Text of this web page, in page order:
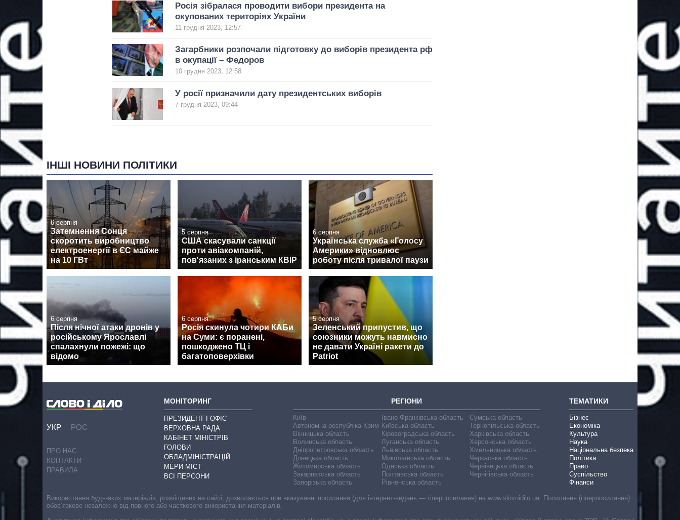
Росія зібралася проводити вибори президента на
окупованих територіях України
11 грудня 2023, 12:57
Загарбники розпочали підготовку до виборів президента рф
в окупації – Федоров
10 грудня 2023, 12:58
У росії призначили дату президентських виборів
7 грудня 2023, 09:44
ІНШІ НОВИНИ ПОЛІТИКИ
6 серпня
Затемнення Сонця
скоротить виробництво
електроенергії в ЄС майже
на 10 ГВт
5 серпня
США скасували санкції
проти авіакомпаній,
пов'язаних з іранським КВІР
6 серпня
Українська служба «Голосу
Америки» відновлює
роботу після тривалої паузи
6 серпня
Після нічної атаки дронів у
російському Ярославлі
спалахнули пожежі: що
відомо
6 серпня
Росія скинула чотири КАБи
на Суми: є поранені,
пошкоджено ТЦ і
багатоповерхівки
5 серпня
Зеленський припустив, що
союзники можуть навмисно
не давати Україні ракети до
Patriot
УКР РОС
ПРО НАС
КОНТАКТИ
ПРАВИЛА
МОНІТОРИНГ
ПРЕЗИДЕНТ І ОФІС
ВЕРХОВНА РАДА
КАБІНЕТ МІНІСТРІВ
ГОЛОВИ
ОБЛАДМІНІСТРАЦІЙ
МЕРИ МІСТ
ВСІ ПЕРСОНИ
РЕГІОНИ
Київ
Автономна республіка Крим
Вінницька область
Волинська область
Дніпропетровська область
Донецька область
Житомирська область
Закарпатська область
Запорізька область
Івано-Франківська область
Київська область
Кіровоградська область
Луганська область
Львівська область
Миколаївська область
Одеська область
Полтавська область
Рівненська область
Сумська область
Тернопільська область
Харківська область
Херсонська область
Хмельницька область
Черкаська область
Чернівецька область
Чернігівська область
ТЕМАТИКИ
Бізнес
Економіка
Культура
Наука
Національна безпека
Політика
Право
Суспільство
Фінанси
Використання будь-яких матеріалів, розміщених на сайті, дозволяється при вказуванні посилання (для інтернет-видань — гіперпосилання) на www.slovoidilo.ua. Посилання (гіперпосилання)
обов’язкове незалежно від повного або часткового використання матеріалів.